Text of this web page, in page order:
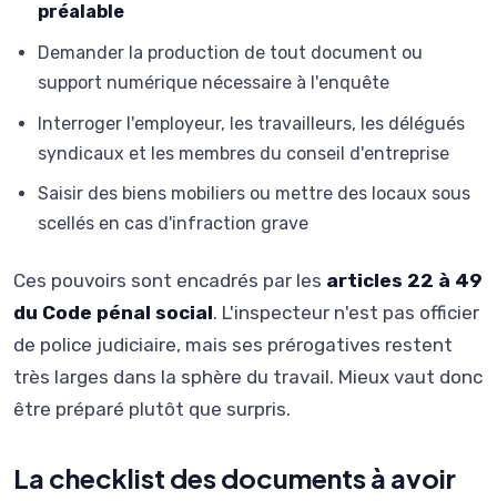
préalable
Demander la production de tout document ou
support numérique nécessaire à l'enquête
Interroger l'employeur, les travailleurs, les délégués
syndicaux et les membres du conseil d'entreprise
Saisir des biens mobiliers ou mettre des locaux sous
scellés en cas d'infraction grave
Ces pouvoirs sont encadrés par les articles 22 à 49
du Code pénal social. L'inspecteur n'est pas officier
de police judiciaire, mais ses prérogatives restent
très larges dans la sphère du travail. Mieux vaut donc
être préparé plutôt que surpris.
La checklist des documents à avoir